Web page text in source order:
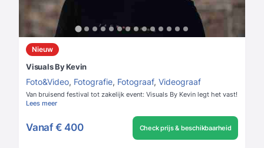
Nieuw
Visuals By Kevin
Foto&Video, Fotografie, Fotograaf, Videograaf
Van bruisend festival tot zakelijk event: Visuals By Kevin legt het vast!
Lees meer
Vanaf € 400 Check prijs & beschikbaarheid